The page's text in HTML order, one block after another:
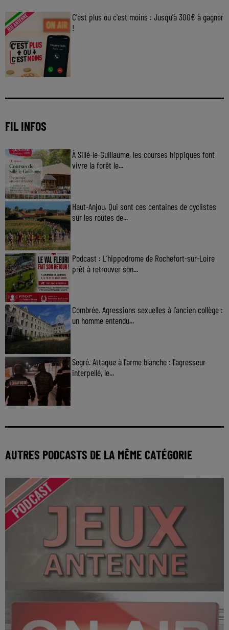
C'est plus ou c'est moins : Jusqu'à 300€ à gagner
!
FIL INFOS
À Sillé-le-Guillaume, les courses hippiques font
vivre la forêt le...
Haut-Anjou. Qui sont ces centaines de cyclistes
sur les routes de...
Podcast : L’hippodrome de Rochefort-sur-Loire
prêt à retrouver son...
Combrée. Agressions sexuelles à l'ancien collège :
un homme entendu...
Segré. Attaque à l'arme blanche : l'agresseur
interpellé, le...
AUTRES PODCASTS DE LA MÊME CATÉGORIE